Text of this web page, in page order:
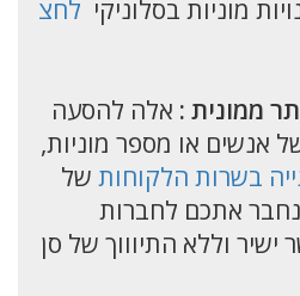
מוניות בסלוניקי לחצ
ממונית : אלה להסעה
אנשים או מספר מוניות,
בשרות הלקוחות של
נחבר אתכם לחברות
ישיר וללא התיוווך של סן